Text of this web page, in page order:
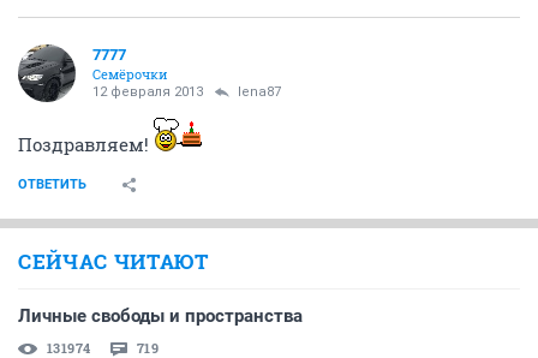
7777
Семёрочки
12 февраля 2013 lena87
Поздравляем!
ОТВЕТИТЬ
СЕЙЧАС ЧИТАЮТ
Личные свободы и пространства
131974 719